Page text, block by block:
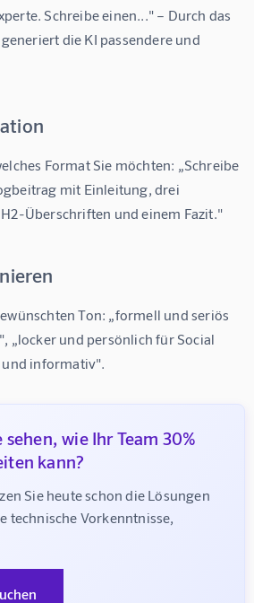
Schreibe einen..." – Durch das
die KI passendere und
Format Sie möchten: „Schreibe
mit Einleitung, drei
Überschriften und einem Fazit."
Ton: „formell und seriös
„locker und persönlich für Social
informativ".
wie Ihr Team 30%
kann?
Sie heute schon die Lösungen
technische Vorkenntnisse,